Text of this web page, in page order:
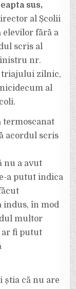
LA
ORE,
FĂRĂ
ACORDUL
SCRIS
AL
PĂRINȚILOR,
DEȘI
DE
PREVEDE
CĂ
PĂRINȚII
SUNT
TRIAJUL
sus,
al Școlii
elevilor fără a
scris al
nr.
triajului zilnic,
al
termoscanat
acordul scris
nu a avut
a putut indica
indus, în mod
multor
ar fi putut
știa că nu are